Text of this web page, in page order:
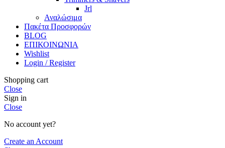
Jrl
Αναλώσιμα
Πακέτα Προσφορών
BLOG
ΕΠΙΚΟΙΝΩΝΙΑ
Wishlist
Login / Register
Shopping cart
Close
Sign in
Close
No account yet?
Create an Account